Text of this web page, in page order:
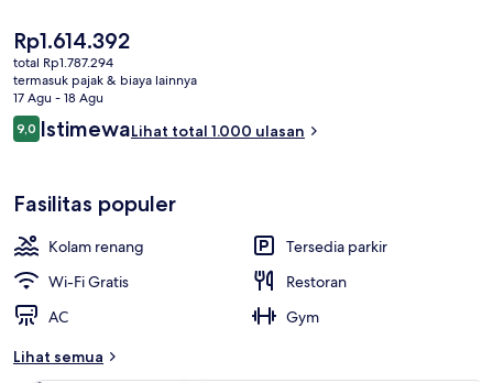
terkesan dengan staf.
Harga
saat
ini
Rp1.614.392
Rp1.614.392
total Rp1.787.294
termasuk pajak & biaya lainnya
17 Agu - 18 Agu
Ulasan
9,09,0 dari 10
IstimewaLihat total 1.000 ulasan
Fasilitas populer
Kolam renang
Tersedia parkir
Wi-Fi Gratis
Restoran
AC
Gym
Lihat semua